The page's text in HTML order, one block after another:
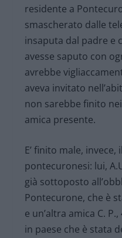
residente a
smascherato dalle
insaputa dal padre e
avesse saputo con
avrebbe
aveva invitato
non sarebbe finito
amica presente.
E’ finito male,
pontecuronesi: lui,
già sottoposto
Pontecurone, che è
e un’altra amica C.
in paese che è stata